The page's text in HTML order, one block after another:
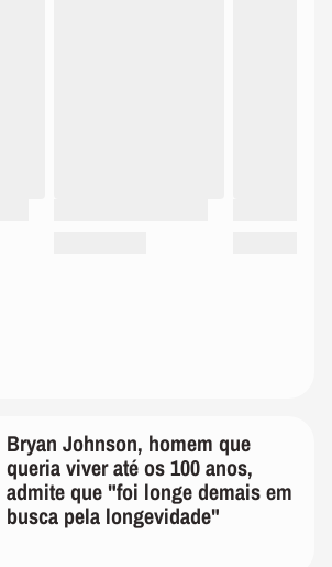
Bryan Johnson, homem que
queria viver até os 100 anos,
admite que "foi longe demais em
busca pela longevidade"